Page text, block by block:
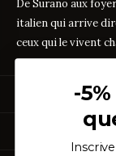
De Surano aux
italien qui arrive
ceux qui le vivent
PRODUITS
Linge de Bain
GUIDES DES
-